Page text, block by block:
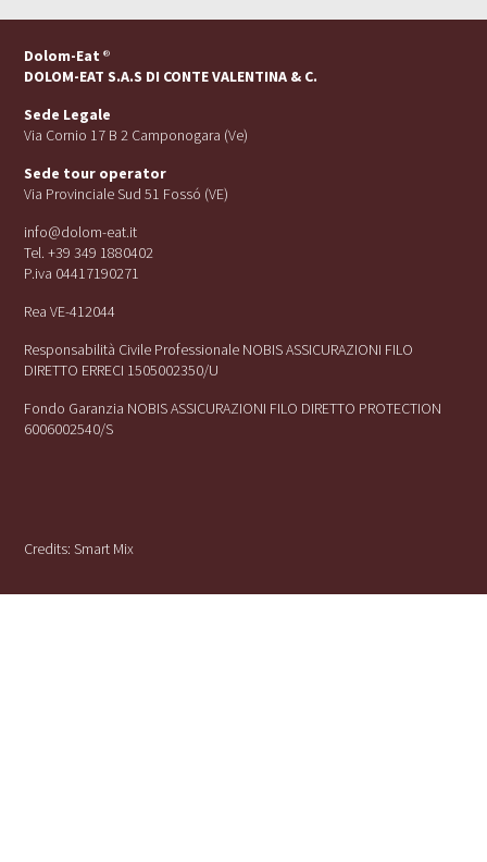
Dolom-Eat ®
DOLOM-EAT S.A.S DI CONTE VALENTINA & C.
Sede Legale
Via Cornio 17 B 2 Camponogara (Ve)
Sede tour operator
Via Provinciale Sud 51 Fossó (VE)
info@dolom-eat.it
Tel. +39 349 1880402
P.iva 04417190271
Rea VE-412044
Responsabilità Civile Professionale NOBIS ASSICURAZIONI FILO
DIRETTO ERRECI 1505002350/U
Fondo Garanzia NOBIS ASSICURAZIONI FILO DIRETTO PROTECTION
6006002540/S
Credits:Smart Mix